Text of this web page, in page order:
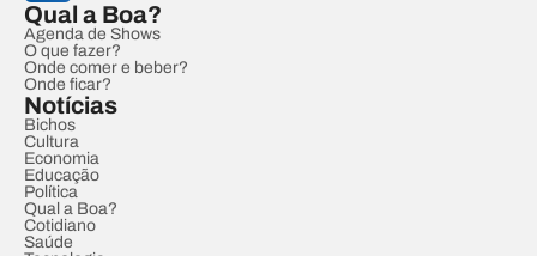
Qual a Boa?
Agenda de Shows
O que fazer?
Onde comer e beber?
Onde ficar?
Notícias
Bichos
Cultura
Economia
Educação
Política
Qual a Boa?
Cotidiano
Saúde